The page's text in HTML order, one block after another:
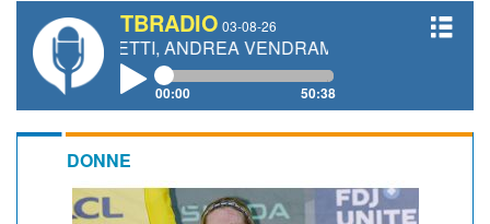
TBRADIO 03-08-26
ANDREA VENDRAME, FILIPPO FIORELLI
00:00 50:38
DONNE